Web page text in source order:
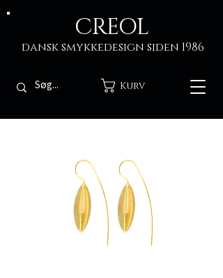
CREOL
dansk smykkedesign siden 1986
Kurv